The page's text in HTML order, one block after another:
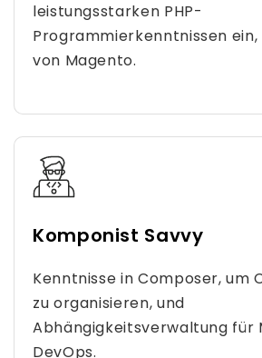
leistungsstarken PHP-
Programmierkenntnissen
von Magento.
Komponist Savvy
Kenntnisse in Composer, um
zu organisieren, und
Abhängigkeitsverwaltung für
DevOps.